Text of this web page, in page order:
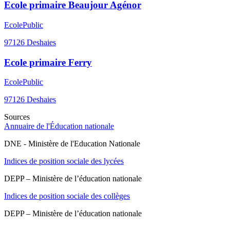
Ecole primaire Beaujour Agénor
EcolePublic
97126 Deshaies
Ecole primaire Ferry
EcolePublic
97126 Deshaies
Sources
Annuaire de l'Éducation nationale
DNE - Ministère de l'Education Nationale
Indices de position sociale des lycées
DEPP – Ministère de l’éducation nationale
Indices de position sociale des collèges
DEPP – Ministère de l’éducation nationale